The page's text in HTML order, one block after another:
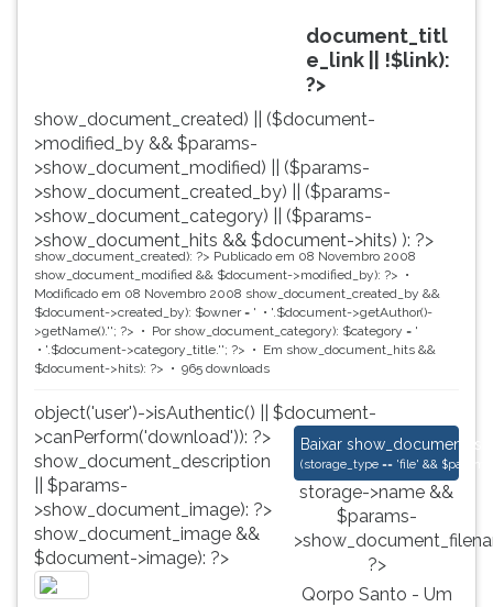
document_titl
e_link || !$link):
?>
show_document_created) || ($document-
>modified_by && $params-
>show_document_modified) || ($params-
>show_document_created_by) || ($params-
>show_document_category) || ($params-
>show_document_hits && $document->hits) ): ?>
show_document_created): ?> Publicado em 08 Novembro 2008
show_document_modified && $document->modified_by): ?>
Modificado em 08 Novembro 2008 show_document_created_by &&
$document->created_by): $owner = '
'.$document->getAuthor()-
>getName().''; ?> Por show_document_category): $category = '
'.$document->category_title.''; ?> Em show_document_hits &&
$document->hits): ?>
965 downloads
object('user')->isAuthentic() || $document-
>canPerform('download')): ?>
Baixar Qorpo Santo - Um
(storage_type == 'file' &&
storage->name &&
$params-
?>
Qorpo Santo - Um
show_document_description
|| $params-
>show_document_image): ?>
show_document_image &&
$document->image): ?>